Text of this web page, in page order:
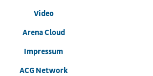
Video
Arena Cloud
Impressum
ACG Network